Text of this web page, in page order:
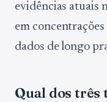
evidências atuais
em concentrações
dados de longo
Qual dos três